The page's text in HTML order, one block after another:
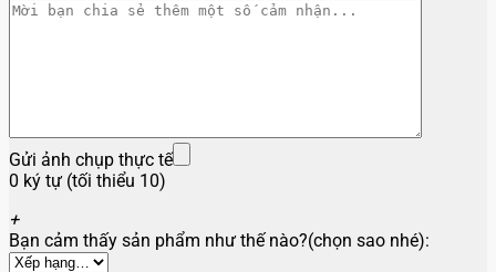
Gửi ảnh chụp thực tế
0 ký tự (tối thiểu 10)
+
Bạn cảm thấy sản phẩm như thế nào?(chọn sao nhé):